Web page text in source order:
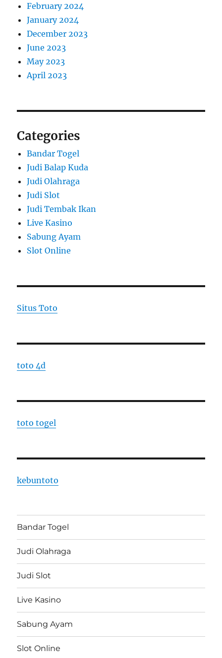
February 2024
January 2024
December 2023
June 2023
May 2023
April 2023
Categories
Bandar Togel
Judi Balap Kuda
Judi Olahraga
Judi Slot
Judi Tembak Ikan
Live Kasino
Sabung Ayam
Slot Online
Situs Toto
toto 4d
toto togel
kebuntoto
Bandar Togel
Judi Olahraga
Judi Slot
Live Kasino
Sabung Ayam
Slot Online